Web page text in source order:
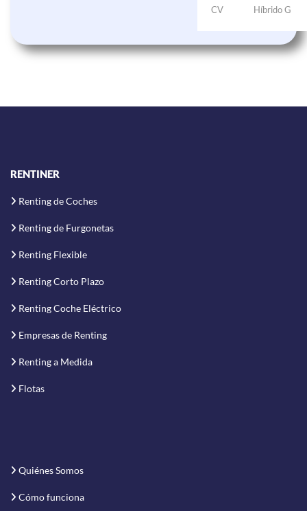
CV
Híbrido G
RENTINER
Renting de Coches
Renting de Furgonetas
Renting Flexible
Renting Corto Plazo
Renting Coche Eléctrico
Empresas de Renting
Renting a Medida
Flotas
Quiénes Somos
Cómo funciona